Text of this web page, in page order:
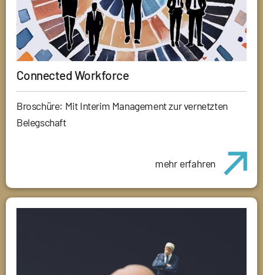
Connected Workforce
Broschüre: Mit Interim Management zur vernetzten
Belegschaft
mehr erfahren